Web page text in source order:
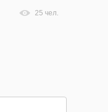
25 чел.